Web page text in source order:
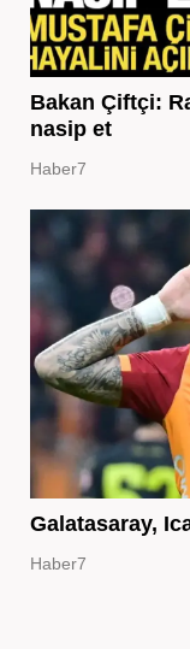
Bakan Çiftçi:
nasip et
Haber7
Galatasaray,
Haber7